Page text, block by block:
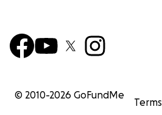
© 2010-2026 GoFundMe
Terms